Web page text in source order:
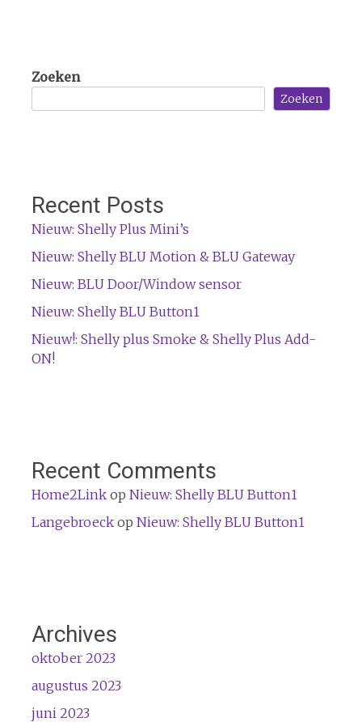
Zoeken
Zoeken
Recent Posts
Nieuw: Shelly Plus Mini’s
Nieuw: Shelly BLU Motion & BLU Gateway
Nieuw: BLU Door/Window sensor
Nieuw: Shelly BLU Button1
Nieuw!: Shelly plus Smoke & Shelly Plus Add-
ON!
Recent Comments
Home2Linkop Nieuw: Shelly BLU Button1
Langebroeckop Nieuw: Shelly BLU Button1
Archives
oktober 2023
augustus 2023
juni 2023